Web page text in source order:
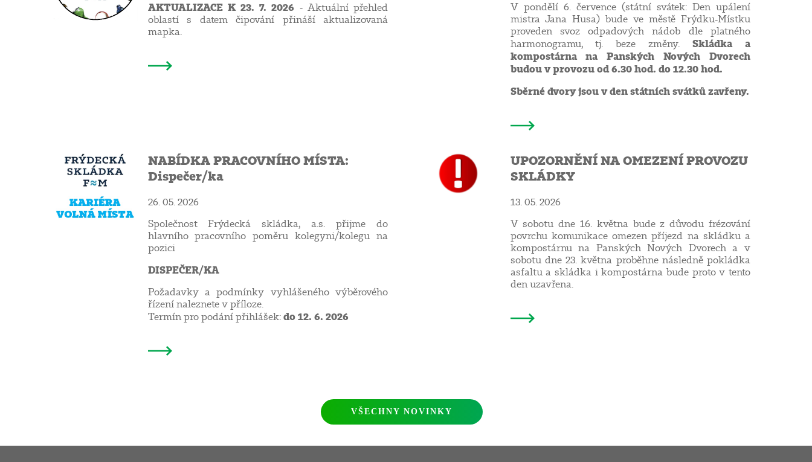
AKTUALIZACE K 23. 7. 2026 - Aktuální přehled
oblastí s datem čipování přináší aktualizovaná
mapka.
V pondělí 6. července (státní svátek: Den upálení
mistra Jana Husa) bude ve městě Frýdku-Místku
proveden svoz odpadových nádob dle platného
harmonogramu, tj. beze změny.Skládka a
kompostárna na Panských Nových Dvorech
budouv provozu od 6.30 hod. do 12.30 hod.
Sběrné dvory jsou v den státních svátků zavřeny.
NABÍDKA PRACOVNÍHO MÍSTA:
Dispečer/ka
26. 05. 2026
Společnost Frýdecká skládka, a.s. přijme do
hlavního pracovního poměru kolegyni/kolegu na
pozici
DISPEČER/KA
Požadavky a podmínky vyhlášeného výběrového
řízení naleznete v příloze.
Termín pro podání přihlášek: do 12. 6. 2026
UPOZORNĚNÍ NA OMEZENÍ PROVOZU
SKLÁDKY
13. 05. 2026
V sobotu dne 16. května bude z důvodu frézování
povrchu komunikace omezen příjezd na skládku a
kompostárnu na Panských Nových Dvorech a v
sobotu dne 23. května proběhne následně pokládka
asfaltu a skládka i kompostárna bude proto v tento
den uzavřena.
VŠECHNY NOVINKY